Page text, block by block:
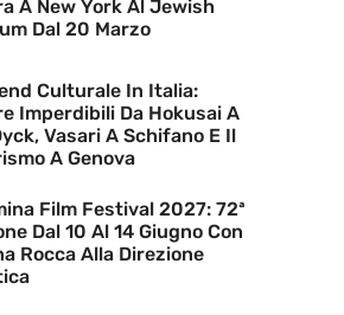
A New York Al Jewish
Dal 20 Marzo
Culturale In Italia:
Imperdibili Da Hokusai A
Vasari A Schifano E Il
A Genova
Film Festival 2027: 72ª
Dal 10 Al 14 Giugno Con
Rocca Alla Direzione